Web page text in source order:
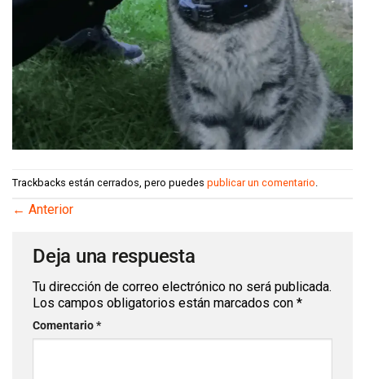
Trackbacks están cerrados, pero puedes publicar un comentario
← Anterior
Deja una respuesta
Tu dirección de correo electrónico no será publicada.
Los campos obligatorios están marcados con *
Comentario*